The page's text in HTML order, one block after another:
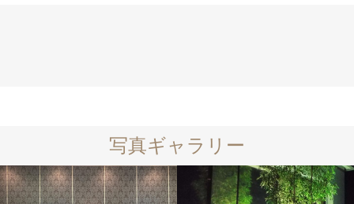
写真ギャラリー